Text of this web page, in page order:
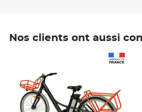
Nos clients ont aussi